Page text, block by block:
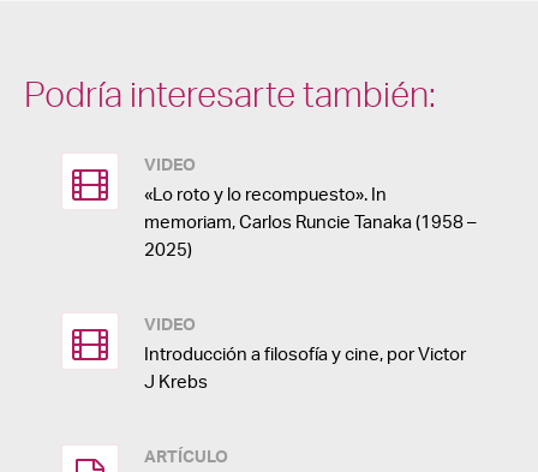
Podría interesarte también:
VIDEO
«Lo roto y lo recompuesto». In
memoriam, Carlos Runcie Tanaka (1958 –
2025)
VIDEO
Introducción a filosofía y cine, por Victor
J Krebs
ARTÍCULO